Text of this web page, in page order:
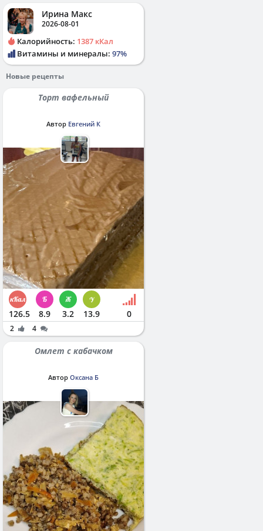
Ирина Макс
2026-08-01
Калорийность: 1387 кКал
Витамины и минералы: 97%
Новые рецепты
Торт вафельный
Автор Евгений К
126.5 8.9 3.2 13.9 0
2 4
Омлет с кабачком
Автор Оксана Б